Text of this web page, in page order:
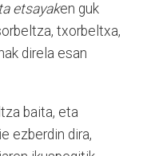
etsayaken guk
txorbeltxa,
direla esan
baita, eta
ezberdin dira,